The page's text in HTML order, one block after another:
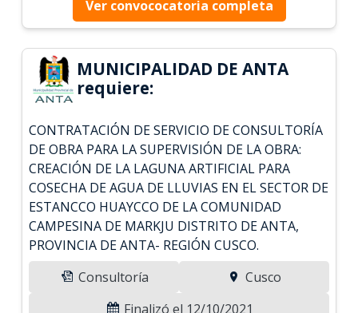
Ver convococatoria completa
MUNICIPALIDAD DE ANTA
requiere:
CONTRATACIÓN DE SERVICIO DE CONSULTORÍA
DE OBRA PARA LA SUPERVISIÓN DE LA OBRA:
CREACIÓN DE LA LAGUNA ARTIFICIAL PARA
COSECHA DE AGUA DE LLUVIAS EN EL SECTOR DE
ESTANCCO HUAYCCO DE LA COMUNIDAD
CAMPESINA DE MARKJU DISTRITO DE ANTA,
PROVINCIA DE ANTA- REGIÓN CUSCO.
Consultoría
Cusco
Finalizó el 12/10/2021